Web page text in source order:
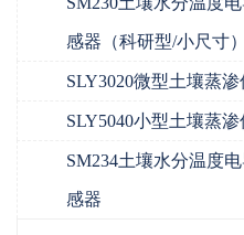
感器（科研型/小尺寸）
SLY3020微型土壤蒸渗
SLY5040小型土壤蒸渗
SM234土壤水分温度
感器